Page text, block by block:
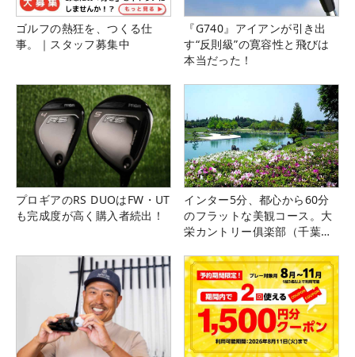
ゴルフの熱狂を、つくる仕
事。｜スタッフ募集中
『G740』アイアンが引き出
す“反則級”の寛容性と飛びは
本当だった！
プロギアのRS DUOはFW・UT
も完成度が高く購入者続出！
インター5分、都心から60分
のフラットな美観コース。大
栄カントリー俱楽部（千葉